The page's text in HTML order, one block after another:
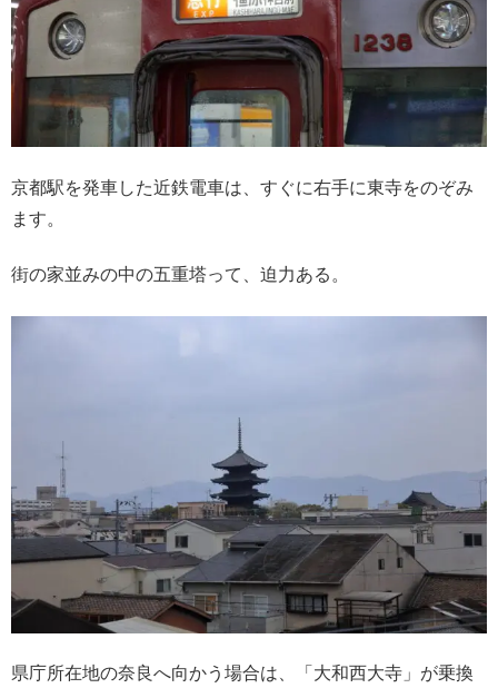
京都駅を発車した近鉄電車は、すぐに右手に東寺をのぞみ
ます。
街の家並みの中の五重塔って、迫力ある。
県庁所在地の奈良へ向かう場合は、「大和西大寺」が乗換